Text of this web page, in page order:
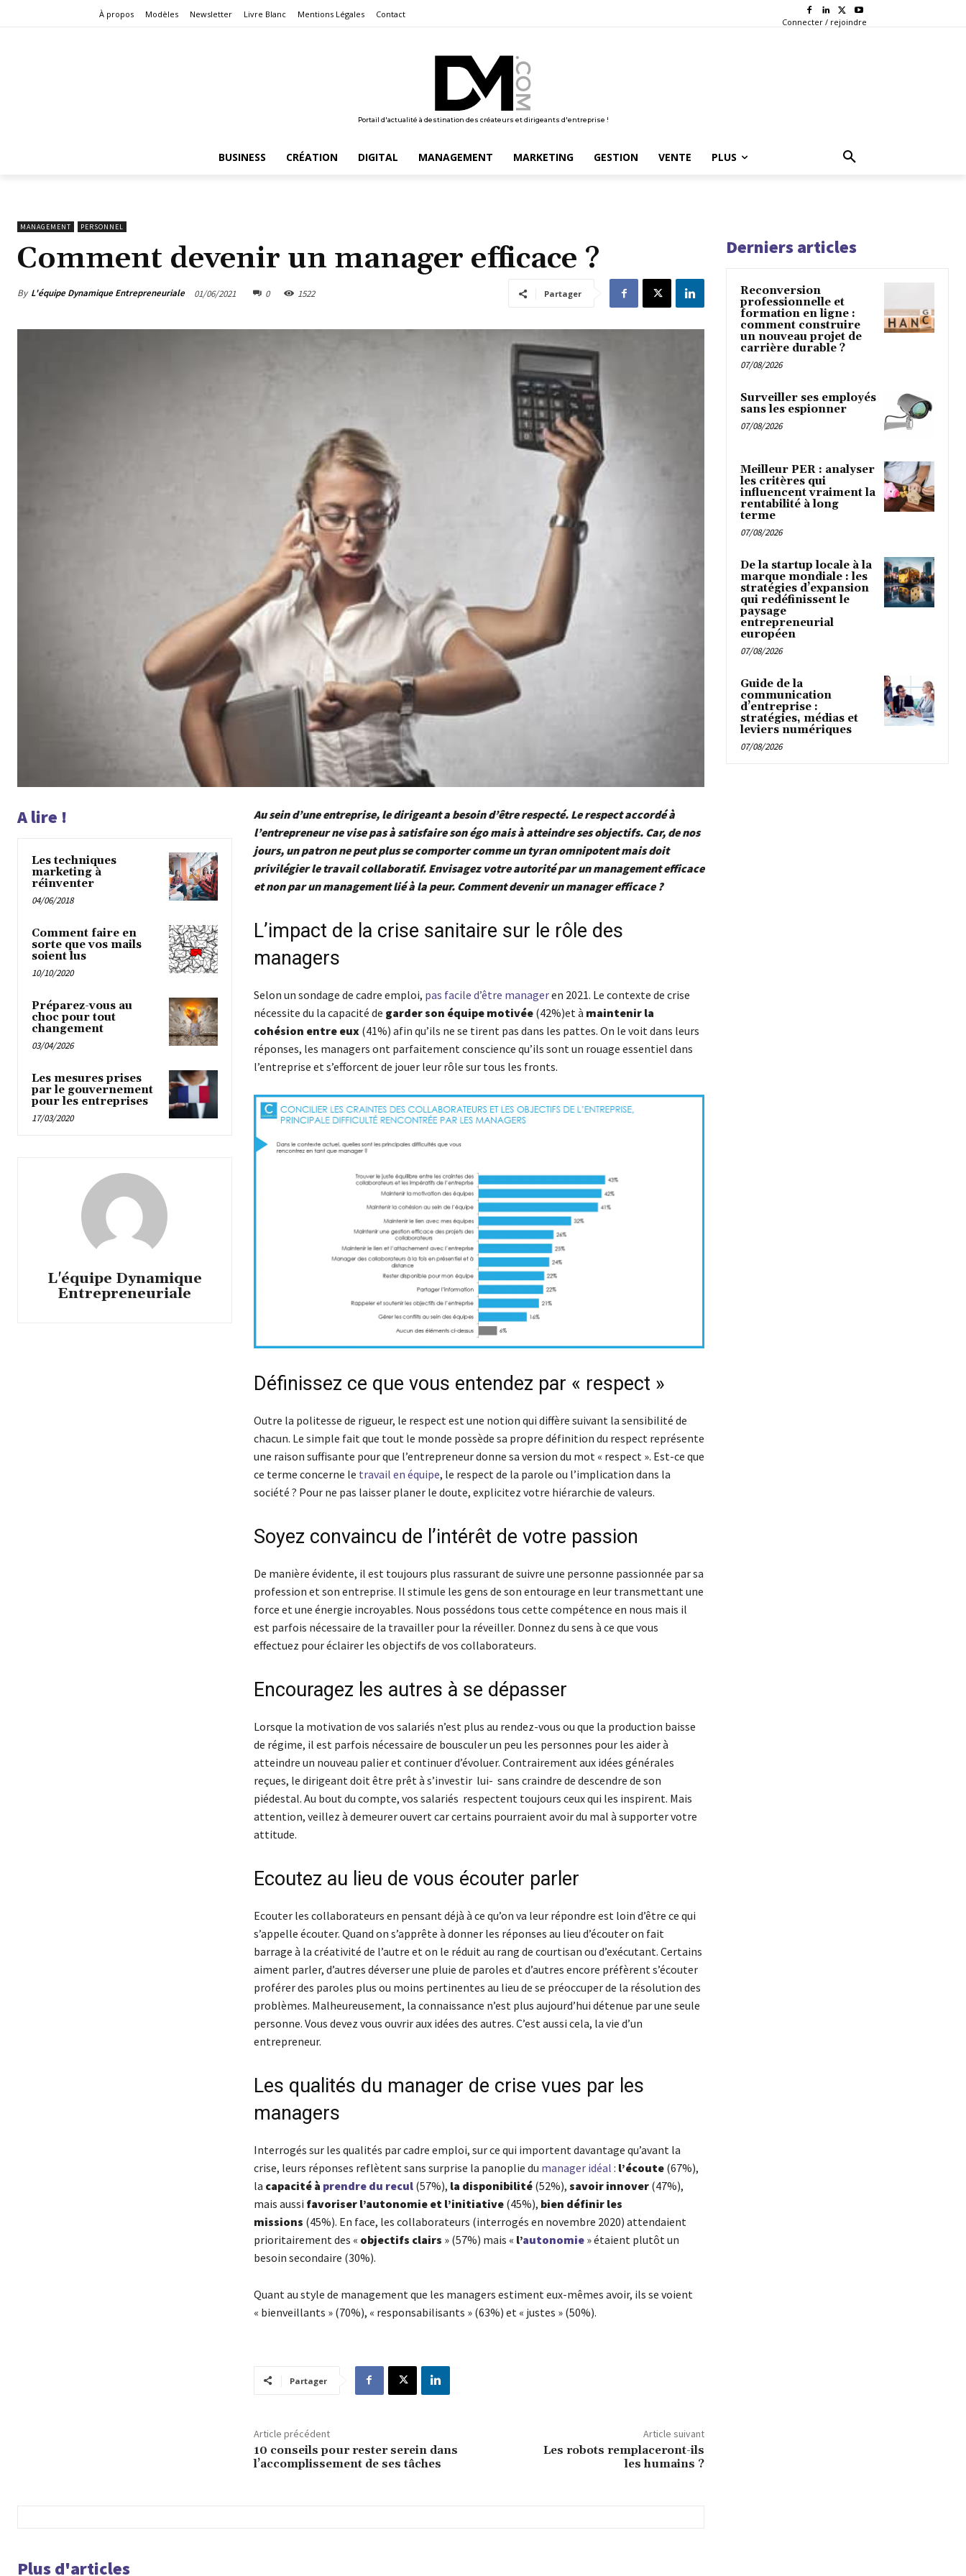
À propos Modèles Newsletter Livre Blanc Mentions Légales Contact
Connecter / rejoindre
Portail d'actualité à destination des créateurs et dirigeants d'entreprise !
BUSINESS CRÉATION DIGITAL MANAGEMENT MARKETING GESTION VENTE PLUS
MANAGEMENT PERSONNEL
Comment devenir un manager efficace ?
By L'équipe Dynamique Entrepreneuriale 01/06/2021 0 1522 Partager
A lire !
Les techniques
marketing à
réinventer
04/06/2018
Comment faire en
sorte que vos mails
soient lus
10/10/2020
Préparez-vous au
choc pour tout
changement
03/04/2026
Les mesures prises
par le gouvernement
pour les entreprises
17/03/2020
L'équipe Dynamique
Entrepreneuriale
Au sein d’une entreprise, le dirigeant a besoin d’être respecté. Le respect accordé à
l’entrepreneur ne vise pas à satisfaire son égo mais à atteindre ses objectifs. Car, de nos
jours, un patron ne peut plus se comporter comme un tyran omnipotent mais doit
privilégier le travail collaboratif. Envisagez votre autorité par un management efficace
et non par un management lié à la peur. Comment devenir un manager efficace ?
L’impact de la crise sanitaire sur le rôle des
managers
Selon un sondage de cadre emploi, pas facile d’être manageren 2021. Le contexte de crise
nécessite du la capacité de garder son équipe motivée(42%)et à maintenir la
cohésion entre eux (41%) afin qu’ils ne se tirent pas dans les pattes. On le voit dans leurs
réponses, les managers ont parfaitement conscience qu’ils sont un rouage essentiel dans
l’entreprise et s’efforcent de jouer leur rôle sur tous les fronts.
Définissez ce que vous entendez par « respect »
Outre la politesse de rigueur, le respect est une notion qui diffère suivant la sensibilité de
chacun. Le simple fait que tout le monde possède sa propre définition du respect représente
une raison suffisante pour que l’entrepreneur donne sa version du mot « respect ». Est-ce que
ce terme concerne le travail en équipe, le respect de la parole ou l’implication dans la
société ? Pour ne pas laisser planer le doute, explicitez votre hiérarchie de valeurs.
Soyez convaincu de l’intérêt de votre passion
De manière évidente, il est toujours plus rassurant de suivre une personne passionnée par sa
profession et son entreprise. Il stimule les gens de son entourage en leur transmettant une
force et une énergie incroyables. Nous possédons tous cette compétence en nous mais il
est parfois nécessaire de la travailler pour la réveiller. Donnez du sens à ce que vous
effectuez pour éclairer les objectifs de vos collaborateurs.
Encouragez les autres à se dépasser
Lorsque la motivation de vos salariés n’est plus au rendez-vous ou que la production baisse
de régime, il est parfois nécessaire de bousculer un peu les personnes pour les aider à
atteindre un nouveau palier et continuer d’évoluer. Contrairement aux idées générales
reçues, le dirigeant doit être prêt à s’investir lui- sans craindre de descendre de son
piédestal. Au bout du compte, vos salariés respectent toujours ceux qui les inspirent. Mais
attention, veillez à demeurer ouvert car certains pourraient avoir du mal à supporter votre
attitude.
Ecoutez au lieu de vous écouter parler
Ecouter les collaborateurs en pensant déjà à ce qu’on va leur répondre est loin d’être ce qui
s’appelle écouter. Quand on s’apprête à donner les réponses au lieu d’écouter on fait
barrage à la créativité de l’autre et on le réduit au rang de courtisan ou d’exécutant. Certains
aiment parler, d’autres déverser une pluie de paroles et d’autres encore préfèrent s’écouter
proférer des paroles plus ou moins pertinentes au lieu de se préoccuper de la résolution des
problèmes. Malheureusement, la connaissance n’est plus aujourd’hui détenue par une seule
personne. Vous devez vous ouvrir aux idées des autres. C’est aussi cela, la vie d’un
entrepreneur.
Les qualités du manager de crise vues par les
managers
Interrogés sur les qualités par cadre emploi, sur ce qui importent davantage qu’avant la
crise, leurs réponses reflètent sans surprise la panoplie du manager idéal : l’écoute (67%),
la capacité à prendre du recul (57%), la disponibilité (52%), savoir innover (47%),
mais aussi favoriser l’autonomie et l’initiative (45%), bien définir les
missions (45%). En face, les collaborateurs (interrogés en novembre 2020) attendaient
prioritairement des « objectifs clairs » (57%) mais « l’autonomie» étaient plutôt un
besoin secondaire (30%).
Quant au style de management que les managers estiment eux-mêmes avoir, ils se voient
« bienveillants » (70%), « responsabilisants » (63%) et « justes » (50%).
Partager
Article précédent
10 conseils pour rester serein dans
l’accomplissement de ses tâches
Article suivant
Les robots remplaceront-ils
les humains ?
Plus d'articles
Derniers articles
Reconversion
professionnelle et
formation en ligne :
comment construire
un nouveau projet de
carrière durable ?
07/08/2026
Surveiller ses employés
sans les espionner
07/08/2026
Meilleur PER : analyser
les critères qui
influencent vraiment la
rentabilité à long
terme
07/08/2026
De la startup locale à la
marque mondiale : les
stratégies d’expansion
qui redéfinissent le
paysage
entrepreneurial
européen
07/08/2026
Guide de la
communication
d’entreprise :
stratégies, médias et
leviers numériques
07/08/2026